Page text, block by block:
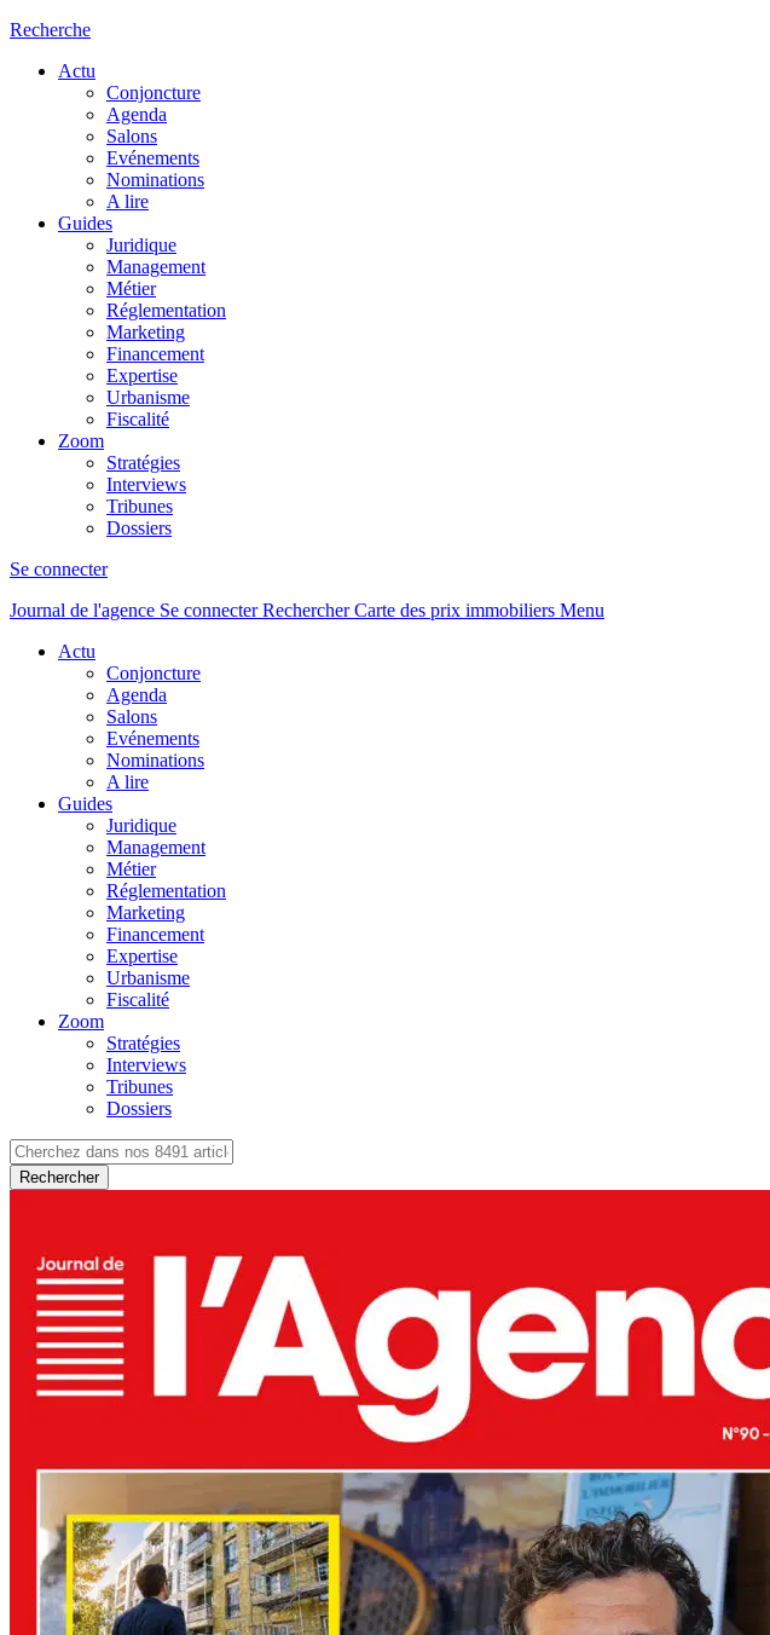
Recherche
Actu
Conjoncture
Agenda
Salons
Evénements
Nominations
A lire
Guides
Juridique
Management
Métier
Réglementation
Marketing
Financement
Expertise
Urbanisme
Fiscalité
Zoom
Stratégies
Interviews
Tribunes
Dossiers
Se connecter
Journal de l'agence Se connecterRechercher Carte des prix immobiliers Menu
Actu
Conjoncture
Agenda
Salons
Evénements
Nominations
A lire
Guides
Juridique
Management
Métier
Réglementation
Marketing
Financement
Expertise
Urbanisme
Fiscalité
Zoom
Stratégies
Interviews
Tribunes
Dossiers
Rechercher